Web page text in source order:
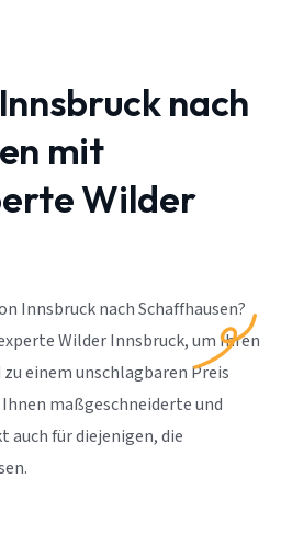
nach
mit
Wilder
Innsbruck nach Schaffhausen?
Wilder Innsbruck, um Ihren
einem unschlagbaren Preis
maßgeschneiderte und
auch für diejenigen, die